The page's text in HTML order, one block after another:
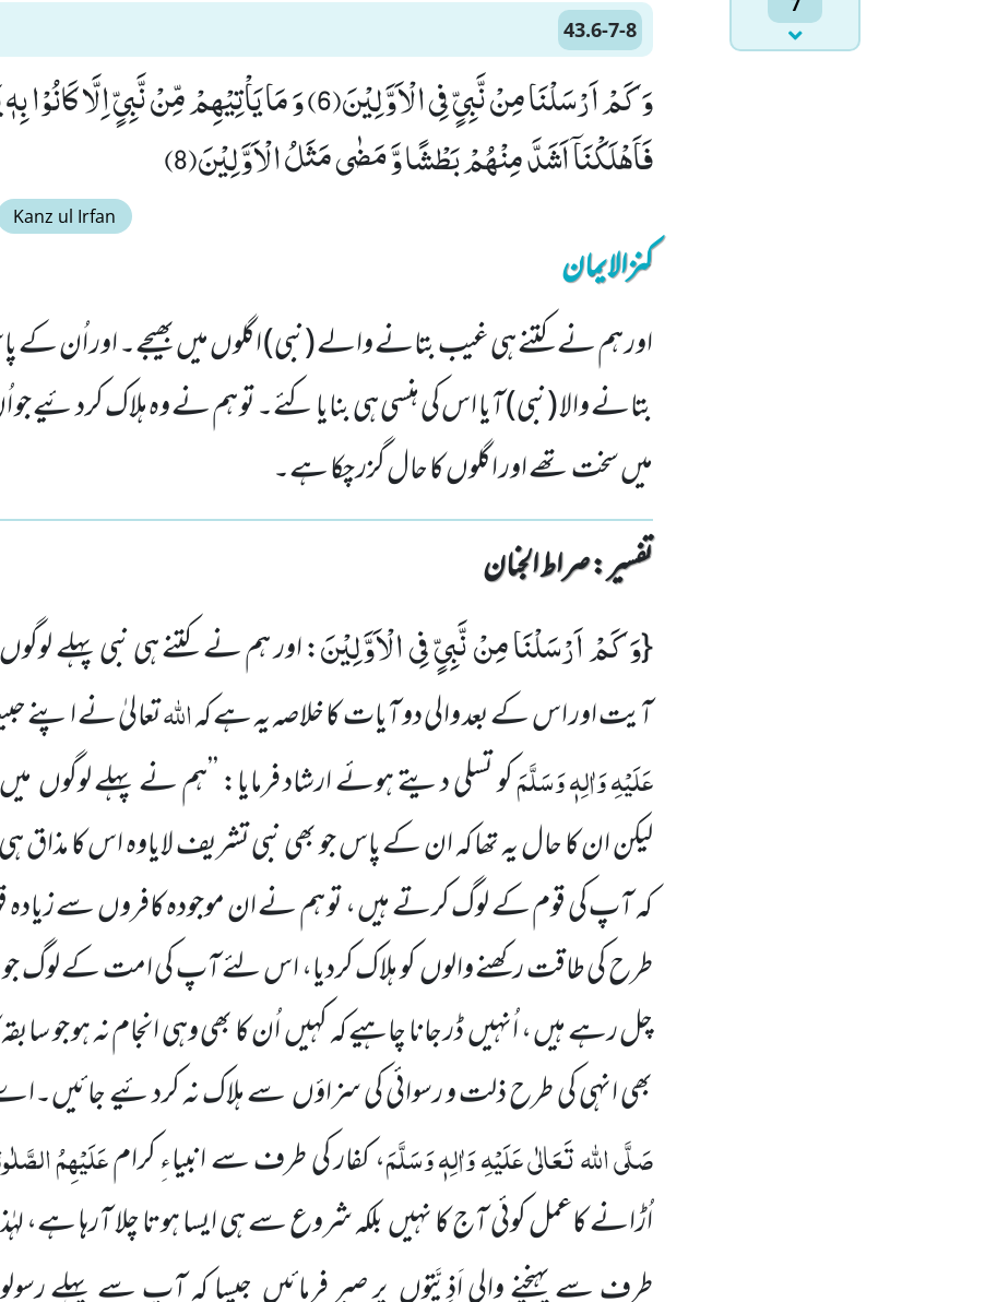
43.6-7-8
فَاَهْلَكْنَاۤ اَشَدَّ مِنْهُمْ بَطْشًا وَّ مَضٰى مَثَلُ الْاَوَّلِیْنَ(8)
Kanz ul Irfan
کنزالایمان
اور ہم نے کتنے ہی غیب بتانے والے (نبی) اگلوں میں بھیجے۔ اور اُن
بتانے والا (نبی) آیا اس کی ہنسی ہی بنایا کئے۔ تو ہم نے وہ ہلاک کردئیے
میں سخت تھے اور اگلوں کا حال گزر چکا ہے۔
تفسیر : ‎صراط الجنان
{وَ كَمْ اَرْسَلْنَا مِنْ نَّبِیٍّ فِی الْاَوَّلِیْنَ: اور ہم نے کتنے ہی نبی پہلے
آیت اور اس کے بعد والی دو آیات کا خلاصہ یہ ہے کہاللہتعالیٰ نے اپنے
عَلَیْہِ وَاٰلِہٖ وَسَلَّمَکو تسلی دیتے ہوئے ارشاد فرمایا: ’’ہم نے پہلے لوگوں
لیکن ان کا حال یہ تھا کہ ان کے پاس جو بھی نبی تشریف لایاوہ اس کا مذاق
کہ آپ کی قوم کے لوگ کرتے ہیں ، تو ہم نے ان موجودہ کافروں سے زیادہ
طرح کی طاقت رکھنے والوں کو ہلاک کردیا، اس لئے آپ کی امت کے لوگ جو
چل رہے ہیں ، اُنہیں ڈر جانا چاہیے کہ کہیں اُن کا بھی وہی انجام نہ ہو جو سابقہ
بھی انہی کی طرح ذلت و رسوائی کی سزاؤں سے ہلاک نہ کردئیے
صَلَّی اللہ تَعَالٰی عَلَیْہِ وَاٰلِہٖ وَسَلَّمَ، کفار کی طرف سے انبیاءِ کرامعَلَیْہِمُ
اُڑانے کاعمل کوئی آج کا نہیں بلکہ شروع سے ہی ایسا ہوتا چلا آرہا ہے،
طرف سے پہنچنے والی اَذِیَّتوں پر صبر فرمائیں جیسا کہ آپ سے پہلے